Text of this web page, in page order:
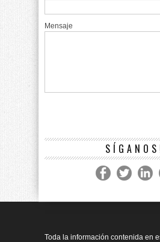
Mensaje
Toda la información contenida en